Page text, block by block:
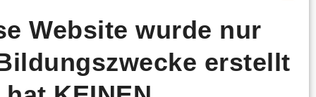
Website wurde nur
erstellt
März 2024
Februar 2024